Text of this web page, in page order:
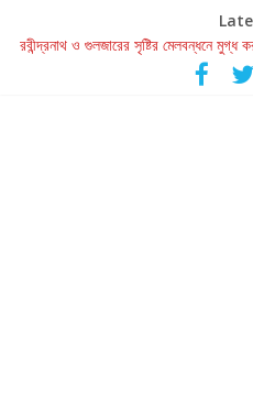
রবীন্দ্রনাথ ও গুলজারের সৃষ্টির মেলবন্ধনে মুগ্ধ
কলের গান থেকে রীলস্ — বাঙালির গান শোনার
জগন্নাথমঙ্গলম্ — বাংলায় প্রথমবার মঞ্চে এবার